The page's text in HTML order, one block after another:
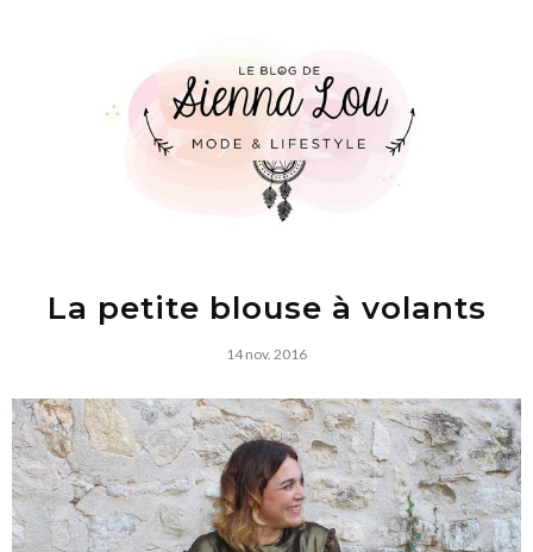
La petite blouse à volants
14 nov. 2016